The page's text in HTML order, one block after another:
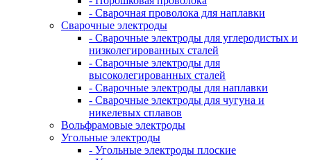
- Сварочная проволока для наплавки
Сварочные электроды
- Сварочные электроды для углеродистых и
низколегированных сталей
- Сварочные электроды для
высоколегированных сталей
- Сварочные электроды для наплавки
- Сварочные электроды для чугуна и
никелевых сплавов
Вольфрамовые электроды
Угольные электроды
- Угольные электроды плоские